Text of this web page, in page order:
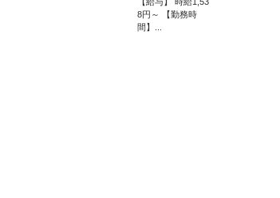
8円～ 【勤務時
間】...